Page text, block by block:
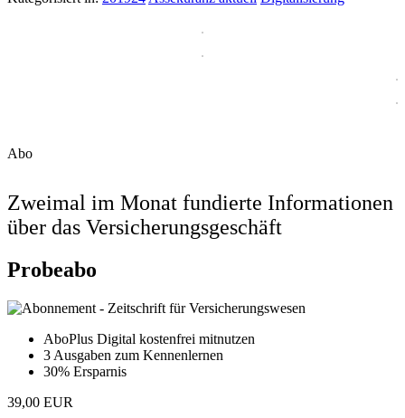
Abo
Zweimal im Monat fundierte Informationen
über das Versicherungsgeschäft
Probeabo
AboPlus Digital kostenfrei mitnutzen
3 Ausgaben zum Kennenlernen
30% Ersparnis
39,00 EUR